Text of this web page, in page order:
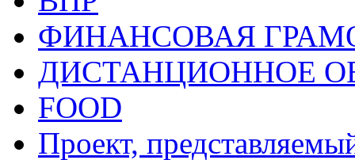
ФИНАНСОВАЯ
ДИСТАНЦИОННОЕ
FOOD
Проект,